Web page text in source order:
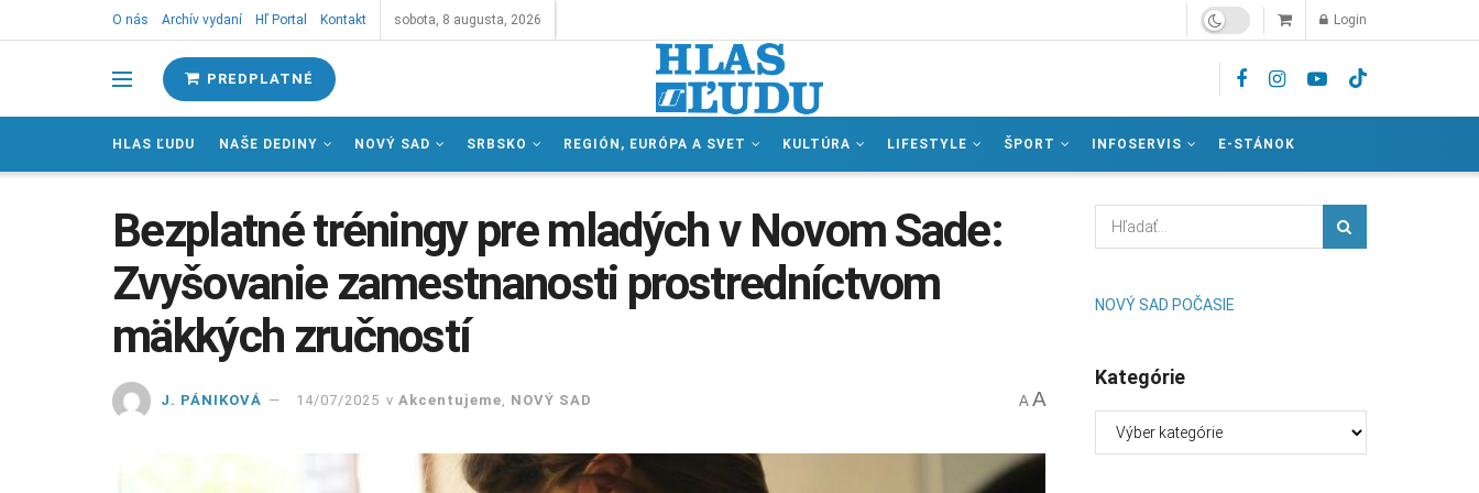
O nás Archív vydaní Hľ Portal Kontakt sobota, 8 augusta, 2026 Login
PREDPLATNÉ
HLAS ĽUDU NAŠE DEDINY NOVÝ SAD SRBSKO REGIÓN, EURÓPA A SVET KULTÚRA LIFESTYLE ŠPORT INFOSERVIS E-STÁNOK
Bezplatné tréningy pre mladých v Novom Sade:
Zvyšovanie zamestnanosti prostredníctvom
mäkkých zručností
J. PÁNIKOVÁ 14/07/2025 v Akcentujeme NOVÝ SAD A A
NOVÝ SAD POČASIE
Kategórie